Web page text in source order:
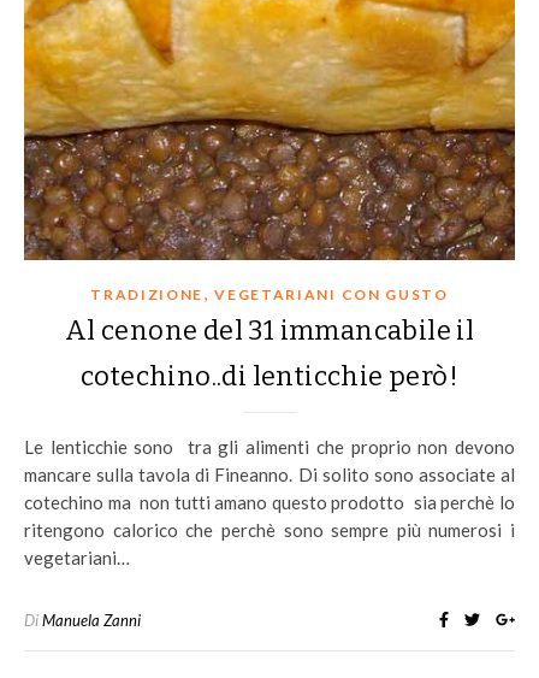
TRADIZIONE ,VEGETARIANI CON GUSTO
Al cenone del 31 immancabile il
cotechino..di lenticchie però!
Le lenticchie sono tra gli alimenti che proprio non devono
mancare sulla tavola di Fineanno. Di solito sono associate al
cotechino ma non tutti amano questo prodotto sia perchè lo
ritengono calorico che perchè sono sempre più numerosi i
vegetariani…
DiManuela Zanni